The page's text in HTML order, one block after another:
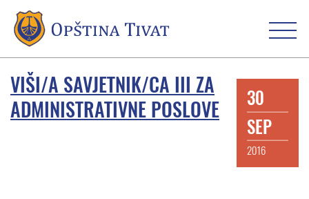
VIŠI/A SAVJETNIK/CA III ZA
ADMINISTRATIVNE POSLOVE
30
SEP
2016